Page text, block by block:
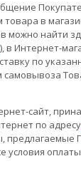
в
можно найти
), в Интернет-
по
самовывоза
сайт,
по адресу
предлагаемые
условия